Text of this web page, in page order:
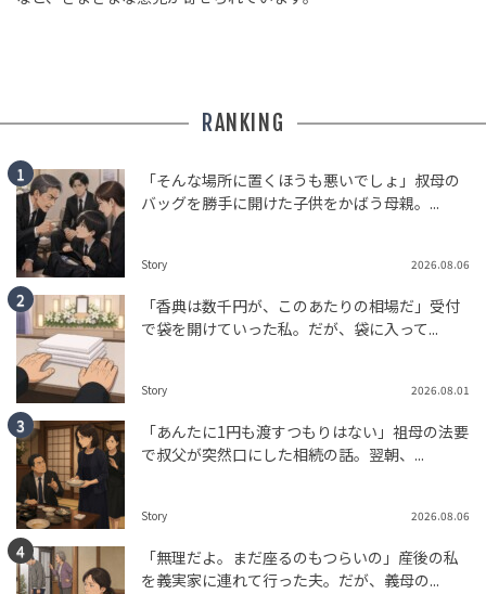
RANKING
「そんな場所に置くほうも悪いでしょ」叔母の
バッグを勝手に開けた子供をかばう母親。...
Story 2026.08.06
「香典は数千円が、このあたりの相場だ」受付
で袋を開けていった私。だが、袋に入って...
Story 2026.08.01
「あんたに1円も渡すつもりはない」祖母の法要
で叔父が突然口にした相続の話。翌朝、...
Story 2026.08.06
「無理だよ。まだ座るのもつらいの」産後の私
を義実家に連れて行った夫。だが、義母の...